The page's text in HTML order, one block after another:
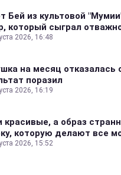
Бей из культовой
который сыграл
2026, 16:48
на месяц отказалась
поразил
2026, 16:19
красивые, а образ
которую делают все
2026, 15:52